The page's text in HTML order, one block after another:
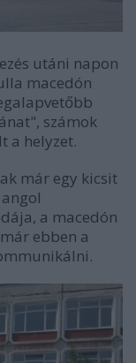
utáni napon
macedón
számok
a helyzet.
már egy kicsit
a macedón
ebben a